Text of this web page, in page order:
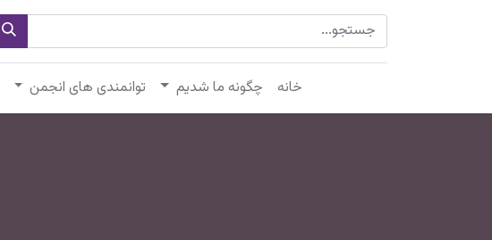
خانه چگونه ما شدیم توانمندی های انجمن